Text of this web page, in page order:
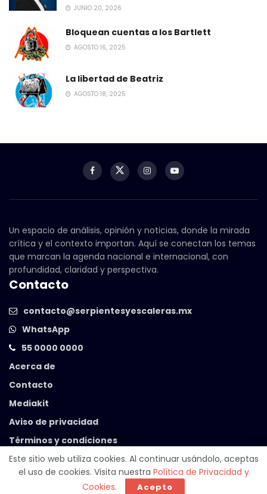
JUNIO 20, 2026
Bloquean cuentas a los Bartlett
AGOSTO 16, 2025
La libertad de Beatriz
AGOSTO 18, 2025
Un espacio de análisis, opinión y noticias, donde la mirada
crítica y el contexto importan. Aquí se conectan los temas
que marcan la agenda nacional e internacional, con
profundidad, claridad y perspectiva.
Contacto
contacto@serpientesyescaleras.mx
WhatsApp
55 0000 0000
Acerca de
Contacto
Mediakit
Aviso de privacidad
Términos y condiciones
© 2025 Serpientes y Escaleras. Powered by
Este sitio web utiliza cookies. Al continuar usándolo, aceptas
el uso de cookies. Visita nuestra Política de Privacidad y
Cookies. Acepto